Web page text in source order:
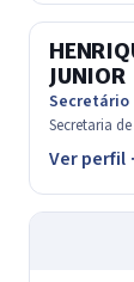
JUNIOR
Secretário
Secretaria
Ver perfil